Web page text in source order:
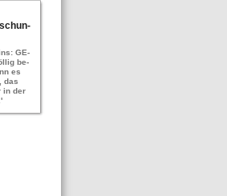
GE­
be­
es
das
in der